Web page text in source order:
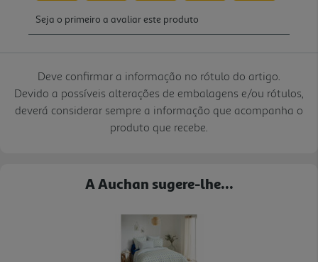
Deve confirmar a informação no rótulo do artigo.
Devido a possíveis alterações de embalagens e/ou rótulos,
deverá considerar sempre a informação que acompanha o
produto que recebe.
A Auchan sugere-lhe...